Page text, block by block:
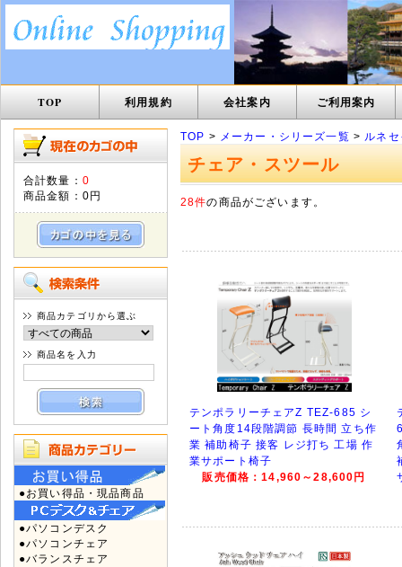
TOP 利用規約 会社案内 ご利用案内
合計数量： 0
商品金額： 0円
商品カテゴリから選ぶ
商品名を入力
●お買い得品・現品商品
●パソコンデスク
●パソコンチェア
●バランスチェア
TOP > メーカー・シリーズ一覧 > ルネ
チェア・スツール
28件の商品がございます。
テンポラリーチェアZ TEZ-685 シ
ート角度14段階調節 長時間 立ち作
業 補助椅子 接客 レジ打ち 工場 作
業サポート椅子
販売価格：14,960～28,600円